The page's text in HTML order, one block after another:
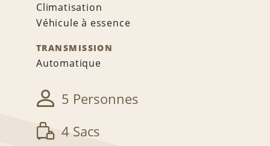
Climatisation
Véhicule à essence
TRANSMISSION
Automatique
5 Personnes
4 Sacs